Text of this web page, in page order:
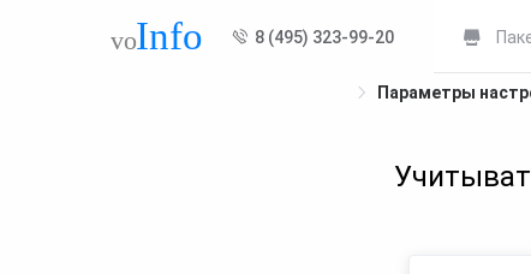
8 (495) 323-99-20
Параметры